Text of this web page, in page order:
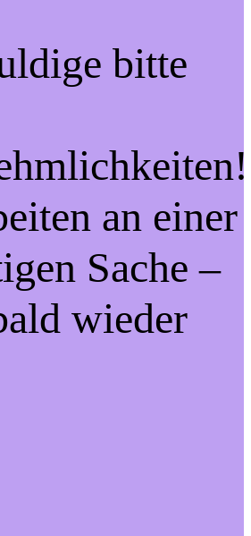
bitte
an einer
Sache –
wieder